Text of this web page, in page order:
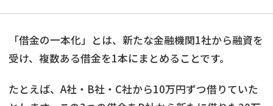
「借金の一本化」とは、新たな金融機関1社から融資を
受け、複数ある借金を1本にまとめることです。
たとえば、A社・B社・C社から10万円ずつ借りていた